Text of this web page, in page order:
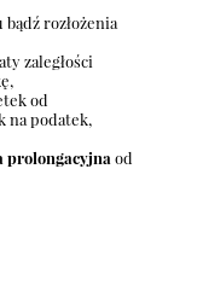
rozłożenia
zaległości
od
na podatek,
prolongacyjna od